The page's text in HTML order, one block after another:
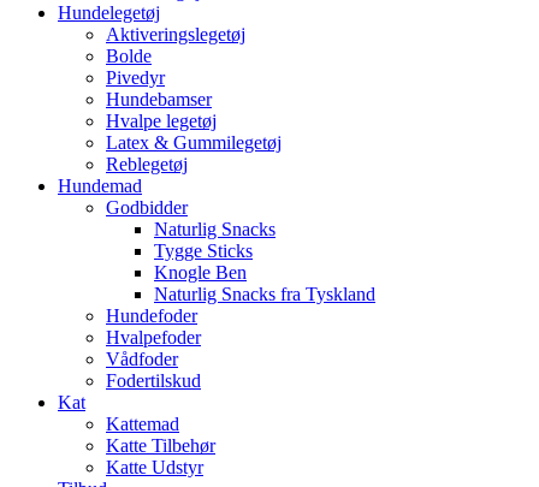
Hundelegetøj
Aktiveringslegetøj
Bolde
Pivedyr
Hundebamser
Hvalpe legetøj
Latex & Gummilegetøj
Reblegetøj
Hundemad
Godbidder
Naturlig Snacks
Tygge Sticks
Knogle Ben
Naturlig Snacks fra Tyskland
Hundefoder
Hvalpefoder
Vådfoder
Fodertilskud
Kat
Kattemad
Katte Tilbehør
Katte Udstyr